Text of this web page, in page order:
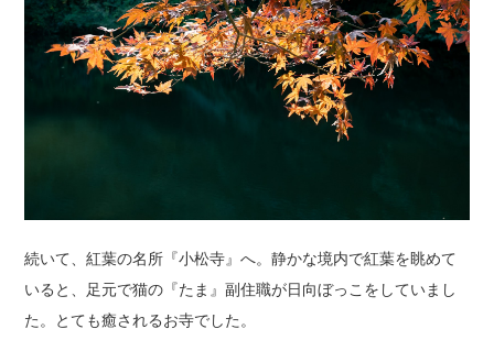
続いて、紅葉の名所『小松寺』へ。静かな境内で紅葉を眺めて
いると、足元で猫の『たま』副住職が日向ぼっこをしていまし
た。とても癒されるお寺でした。